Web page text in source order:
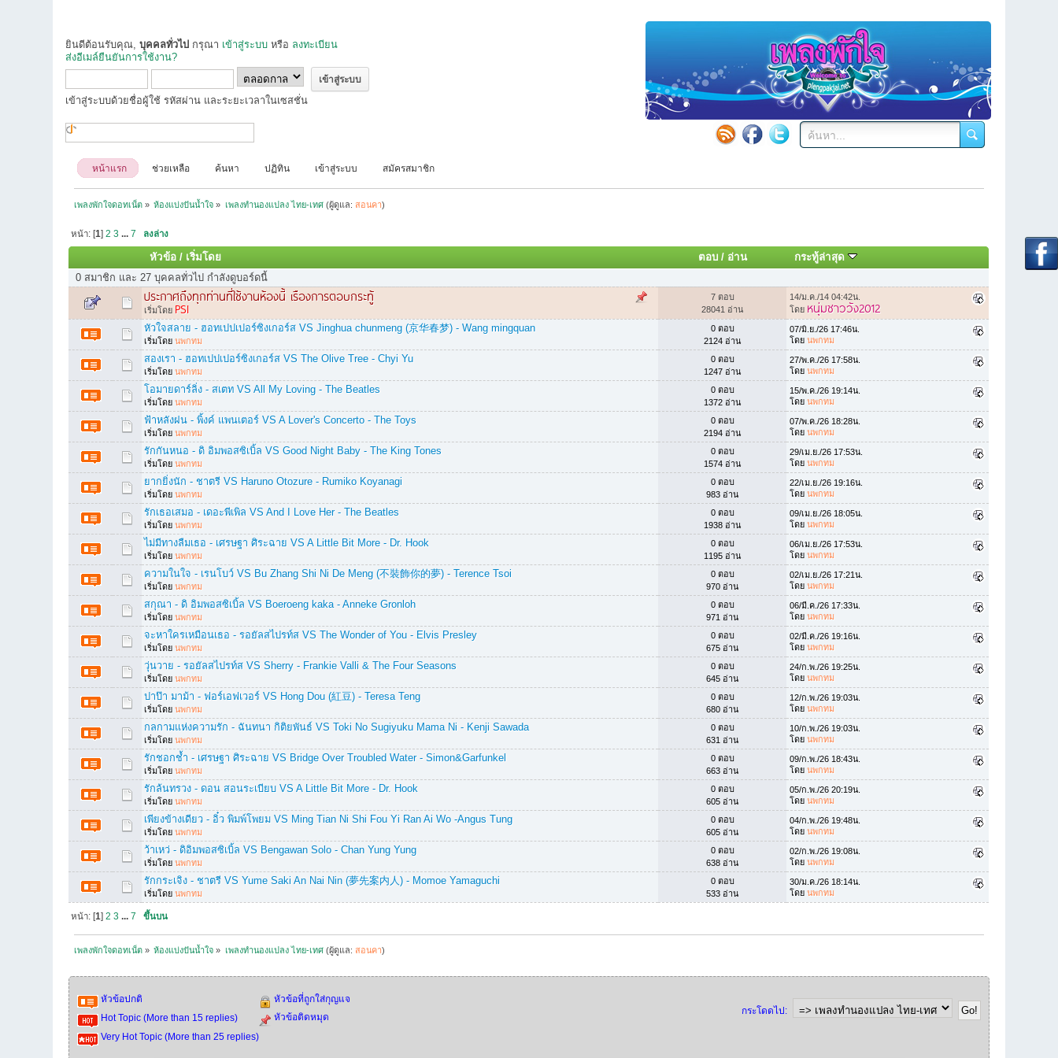
ยินดีต้อนรับคุณ,บุคคลทั่วไป กรุณา เข้าสู่ระบบ หรือ ลงทะเบียน
ส่งอีเมล์ยืนยันการใช้งาน?
เข้าสู่ระบบด้วยชื่อผู้ใช้ รหัสผ่าน และระยะเวลาในเซสชั่น
หน้าแรก ช่วยเหลือ ค้นหา ปฏิทิน เข้าสู่ระบบ สมัครสมาชิก
เพลงพักใจดอทเน็ต» ห้องแบ่งปันน้ำใจ » เพลงทำนองแปลง ไทย-เทศ(ผู้ดูแล: สอนคา)
หน้า: [1] 2 3 ... 7 ลงล่าง
หัวข้อ/ เริ่มโดย ตอบ/ อ่าน
กระทู้ล่าสุด
0 สมาชิก และ 27 บุคคลทั่วไป กำลังดูบอร์ดนี้
ประกาศถึงทุกท่านที่ใช้งานห้องนี้ เรืองการตอบกระทู้
เริ่มโดย PSI
7 ตอบ
28041 อ่าน
14/ม.ค./14 04:42น.
โดย หนุ่มชาววัง2012
หัวใจสลาย - ฮอทเปปเปอร์ซิงเกอร์ส VS Jinghua chunmeng (京华春梦) - Wang mingquan
เริ่มโดยนพกทม
0 ตอบ
2124 อ่าน
07/มิ.ย./26 17:46น.
โดยนพกทม
สองเรา - ฮอทเปปเปอร์ซิงเกอร์ส VS The Olive Tree - Chyi Yu
เริ่มโดยนพกทม
0 ตอบ
1247 อ่าน
27/พ.ค./26 17:58น.
โดยนพกทม
โอมายดาร์ลิ่ง - สเตท VS All My Loving - The Beatles
เริ่มโดยนพกทม
0 ตอบ
1372 อ่าน
15/พ.ค./26 19:14น.
โดยนพกทม
ฟ้าหลังฝน - พิ้งค์ แพนเตอร์ VS A Lover's Concerto - The Toys
เริ่มโดยนพกทม
0 ตอบ
2194 อ่าน
07/พ.ค./26 18:28น.
โดยนพกทม
รักกันหนอ - ดิ อิมพอสซิเบิ้ล VS Good Night Baby - The King Tones
เริ่มโดยนพกทม
0 ตอบ
1574 อ่าน
29/เม.ย./26 17:53น.
โดยนพกทม
ยากยิ่งนัก - ชาตรี VS Haruno Otozure - Rumiko Koyanagi
เริ่มโดยนพกทม
0 ตอบ
983 อ่าน
22/เม.ย./26 19:16น.
โดยนพกทม
รักเธอเสมอ - เดอะพีเพิล VS And I Love Her - The Beatles
เริ่มโดยนพกทม
0 ตอบ
1938 อ่าน
09/เม.ย./26 18:05น.
โดยนพกทม
ไม่มีทางลืมเธอ - เศรษฐา ศิระฉาย VS A Little Bit More - Dr. Hook
เริ่มโดยนพกทม
0 ตอบ
1195 อ่าน
06/เม.ย./26 17:53น.
โดยนพกทม
ความในใจ - เรนโบว์ VS Bu Zhang Shi Ni De Meng (不裝飾你的夢) - Terence Tsoi
เริ่มโดยนพกทม
0 ตอบ
970 อ่าน
02/เม.ย./26 17:21น.
โดยนพกทม
สกุณา - ดิ อิมพอสซิเบิ้ล VS Boeroeng kaka - Anneke Gronloh
เริ่มโดยนพกทม
0 ตอบ
971 อ่าน
06/มี.ค./26 17:33น.
โดยนพกทม
จะหาใครเหมือนเธอ - รอยัลสไปรท์ส VS The Wonder of You - Elvis Presley
เริ่มโดยนพกทม
0 ตอบ
675 อ่าน
02/มี.ค./26 19:16น.
โดยนพกทม
วุ่นวาย - รอยัลสไปรท์ส VS Sherry - Frankie Valli & The Four Seasons
เริ่มโดยนพกทม
0 ตอบ
645 อ่าน
24/ก.พ./26 19:25น.
โดยนพกทม
ปาป๊า มาม้า - ฟอร์เอฟเวอร์ VS Hong Dou (紅豆) - Teresa Teng
เริ่มโดยนพกทม
0 ตอบ
680 อ่าน
12/ก.พ./26 19:03น.
โดยนพกทม
กลกามแห่งความรัก - ฉันทนา กิติยพันธ์ VS Toki No Sugiyuku Mama Ni - Kenji Sawada
เริ่มโดยนพกทม
0 ตอบ
631 อ่าน
10/ก.พ./26 19:03น.
โดยนพกทม
รักชอกช้ำ - เศรษฐา ศิระฉาย VS Bridge Over Troubled Water - Simon&Garfunkel
เริ่มโดยนพกทม
0 ตอบ
663 อ่าน
09/ก.พ./26 18:43น.
โดยนพกทม
รักล้นทรวง - ดอน สอนระเบียบ VS A Little Bit More - Dr. Hook
เริ่มโดยนพกทม
0 ตอบ
605 อ่าน
05/ก.พ./26 20:19น.
โดยนพกทม
เพียงข้างเดียว - อิ๋ว พิมพ์โพยม VS Ming Tian Ni Shi Fou Yi Ran Ai Wo -Angus Tung
เริ่มโดยนพกทม
0 ตอบ
605 อ่าน
04/ก.พ./26 19:48น.
โดยนพกทม
ว้าเหว่ - ดิอิมพอสซิเบิ้ล VS Bengawan Solo - Chan Yung Yung
เริ่มโดยนพกทม
0 ตอบ
638 อ่าน
02/ก.พ./26 19:08น.
โดยนพกทม
รักกระเจิง - ชาตรี VS Yume Saki An Nai Nin (夢先案内人) - Momoe Yamaguchi
เริ่มโดยนพกทม
0 ตอบ
533 อ่าน
30/ม.ค./26 18:14น.
โดยนพกทม
หน้า: [ 1 2 3 ... 7 ขึ้นบน
เพลงพักใจดอทเน็ต» ห้องแบ่งปันน้ำใจ » เพลงทำนองแปลง ไทย-เทศ(ผู้ดูแล: สอนคา)
กระโดดไป:
หัวข้อปกติ
Hot Topic (More than 15 replies)
Very Hot Topic (More than 25 replies)
หัวข้อที่ถูกใส่กุญแจ
หัวข้อติดหมุด